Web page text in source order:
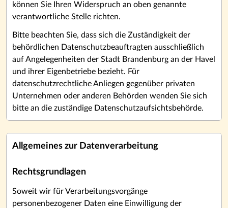
können Sie Ihren Widerspruch an oben genannte
verantwortliche Stelle richten.
Bitte beachten Sie, dass sich die Zuständigkeit der
behördlichen Datenschutzbeauftragten ausschließlich
auf Angelegenheiten der Stadt Brandenburg an der Havel
und ihrer Eigenbetriebe bezieht. Für
datenschutzrechtliche Anliegen gegenüber privaten
Unternehmen oder anderen Behörden wenden Sie sich
bitte an die zuständige Datenschutzaufsichtsbehörde.
Allgemeines zur Datenverarbeitung
Rechtsgrundlagen
Soweit wir für Verarbeitungsvorgänge
personenbezogener Daten eine Einwilligung der